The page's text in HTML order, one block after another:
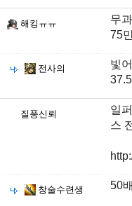
해킹ㅠㅠ
무
75
전사의
빛
질풍신뢰
일
스
창술수련생 50